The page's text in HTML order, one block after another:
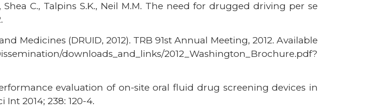
Shea C., Talpins S.K., Neil M.M. The need for drugged driving per se
Medicines (DRUID, 2012). TRB 91st Annual Meeting, 2012. Available
downloads_and_links/2012_Washington_Brochure.pdf?
evaluation of on-site oral fluid drug screening devices in
2014; 238: 120-4.